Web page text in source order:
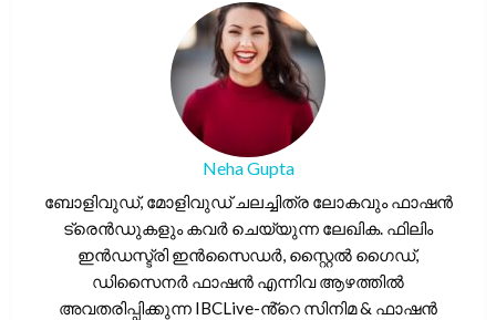
Neha Gupta
ബോളിവുഡ്, മോളിവുഡ് ചലച്ചിത്ര ലോകവും ഫാഷൻ
ട്രെൻഡുകളും കവർ ചെയ്യുന്ന ലേഖിക. ഫിലിം
ഇൻഡസ്ട്രി ഇൻസൈഡർ, സ്റ്റൈൽ ഗൈഡ്,
ഡിസൈനർ ഫാഷൻ എന്നിവ ആഴത്തിൽ
അവതരിപ്പിക്കുന്ന IBCLive-ൻ്റെ സിനിമ & ഫാഷൻ